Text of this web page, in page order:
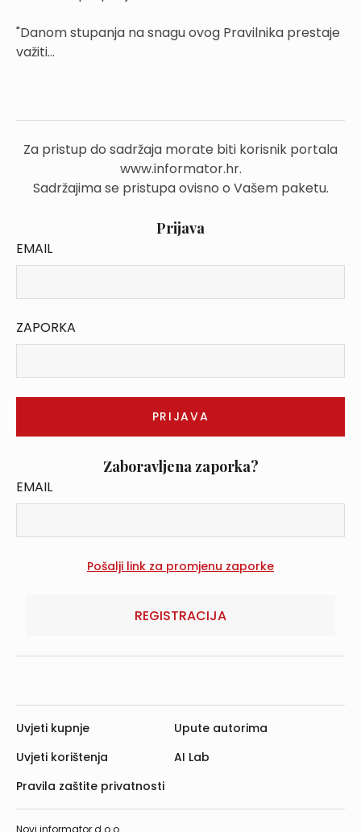
"Danom stupanja na snagu ovog Pravilnika prestaje
važiti...
Za pristup do sadržaja morate biti korisnik portala
www.informator.hr.
Sadržajima se pristupa ovisno o Vašem paketu.
Prijava
EMAIL
ZAPORKA
Zaboravljena zaporka?
EMAIL
REGISTRACIJA
Uvjeti kupnje
Uvjeti korištenja
Pravila zaštite privatnosti
Upute autorima
AI Lab